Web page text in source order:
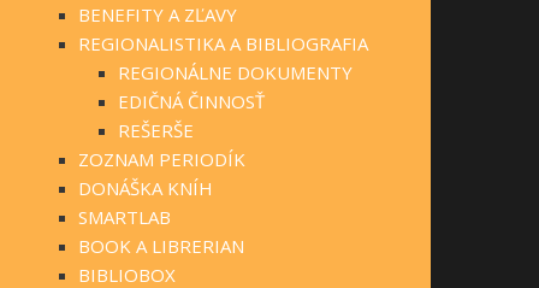
BENEFITY A ZĽAVY
REGIONALISTIKA A BIBLIOGRAFIA
REGIONÁLNE DOKUMENTY
EDIČNÁ ČINNOSŤ
REŠERŠE
ZOZNAM PERIODÍK
DONÁŠKA KNÍH
SMARTLAB
BOOK A LIBRERIAN
BIBLIOBOX